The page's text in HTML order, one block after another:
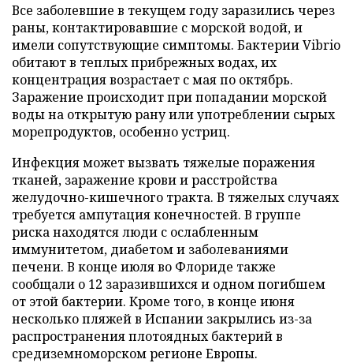
Все заболевшие в текущем году заразились через
раны, контактировавшие с морской водой, и
имели сопутствующие симптомы. Бактерии Vibrio
обитают в теплых прибрежных водах, их
концентрация возрастает с мая по октябрь.
Заражение происходит при попадании морской
воды на открытую рану или употреблении сырых
морепродуктов, особенно устриц.
Инфекция может вызвать тяжелые поражения
тканей, заражение крови и расстройства
желудочно-кишечного тракта. В тяжелых случаях
требуется ампутация конечностей. В группе
риска находятся люди с ослабленным
иммунитетом, диабетом и заболеваниями
печени. В конце июля во Флориде также
сообщали о 12 заразившихся и одном погибшем
от этой бактерии. Кроме того, в конце июня
несколько пляжей в Испании закрылись из-за
распространения плотоядных бактерий в
средиземноморском регионе Европы.